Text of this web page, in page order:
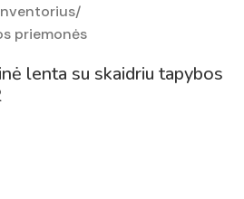
/
priemonės
lenta su skaidriu tapybos